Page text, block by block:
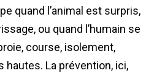
quand l’animal est surpris,
ou quand l’humain se
course, isolement,
La prévention, ici,